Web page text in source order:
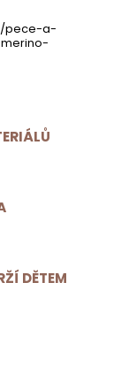
pece-a-
DĚTEM